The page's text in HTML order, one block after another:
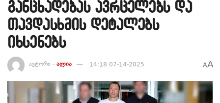
განცხადებას ავრცელებს და
თავდასხმის დეტალებს
იხსენებს
ავტორი - ალია 14:18 07-14-2025 AA